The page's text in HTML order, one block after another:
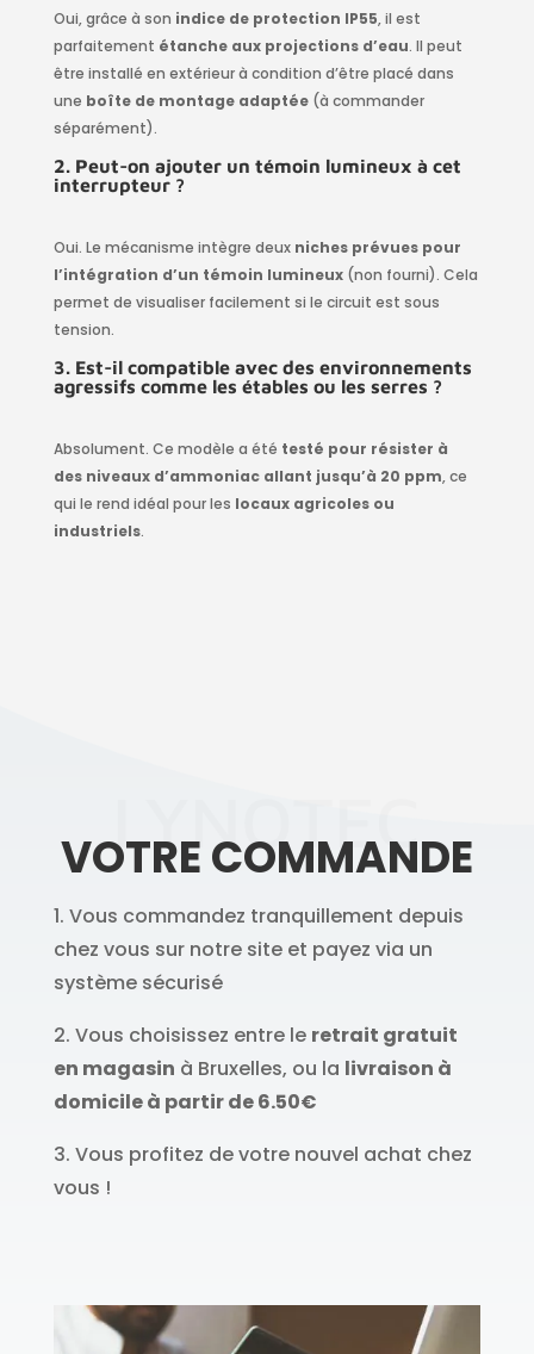
Oui, grâce à son indice de protection IP55, il est
parfaitement étanche aux projections d’eau. Il peut
être installé en extérieur à condition d’être placé dans
une boîte de montage adaptée(à commander
séparément).
2. Peut-on ajouter un témoin lumineux à cet
interrupteur ?
Oui. Le mécanisme intègre deux niches prévues pour
l’intégration d’un témoin lumineux(non fourni). Cela
permet de visualiser facilement si le circuit est sous
tension.
3. Est-il compatible avec des environnements
agressifs comme les étables ou les serres ?
Absolument. Ce modèle a été testé pour résister à
des niveaux d’ammoniac allant jusqu’à 20 ppm, ce
qui le rend idéal pour les locaux agricoles ou
industriels.
LYNOTEC
VOTRE COMMANDE
1. Vous commandez tranquillement depuis
chez vous sur notre site et payez via un
système sécurisé
2. Vous choisissez entre le retrait gratuit
en magasin à Bruxelles, ou la livraison à
domicile à partir de 6.50€
3. Vous profitez de votre nouvel achat chez
vous !